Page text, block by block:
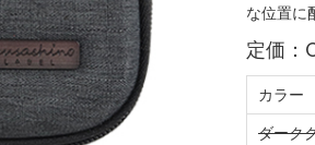
な位置に
定価：
カラー
ダーク